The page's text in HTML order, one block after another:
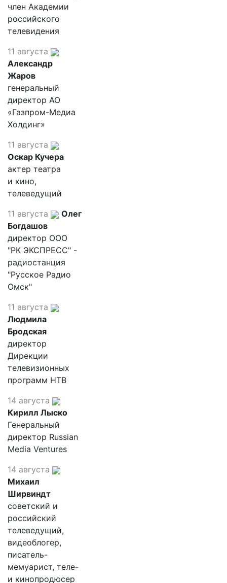
член Академии
российского
телевидения
11 августа
Александр
Жаров
генеральный
директор АО
«Газпром-Медиа
Холдинг»
11 августа
Оскар Кучера
актер театра
и кино,
телеведущий
11 августа
Олег
Богдашов
директор ООО
"РК ЭКСПРЕСС" -
радиостанция
"Русское Радио
Омск"
11 августа
Людмила
Бродская
директор
Дирекции
телевизионных
программ НТВ
14 августа
Кирилл Лыско
Генеральный
директор Russian
Media Ventures
14 августа
Михаил
Ширвиндт
советский и
российский
телеведущий,
видеоблогер,
писатель-
мемуарист, теле-
и кинопродюсер